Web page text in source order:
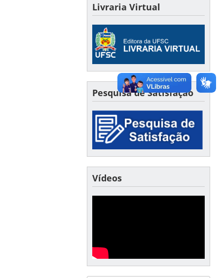
Livraria Virtual
Pesquisa de Satisfação
Vídeos